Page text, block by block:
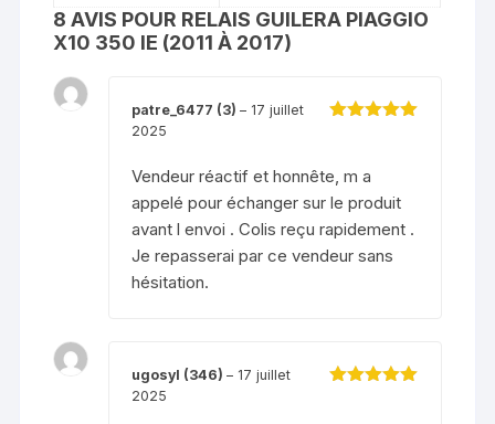
8 AVIS POUR RELAIS GUILERA PIAGGIO
X10 350 IE (2011 À 2017)
patre_6477 (3)– 17 juillet
2025
Vendeur réactif et honnête, m a
appelé pour échanger sur le produit
avant l envoi . Colis reçu rapidement .
Je repasserai par ce vendeur sans
hésitation.
ugosyl (346)– 17 juillet
2025